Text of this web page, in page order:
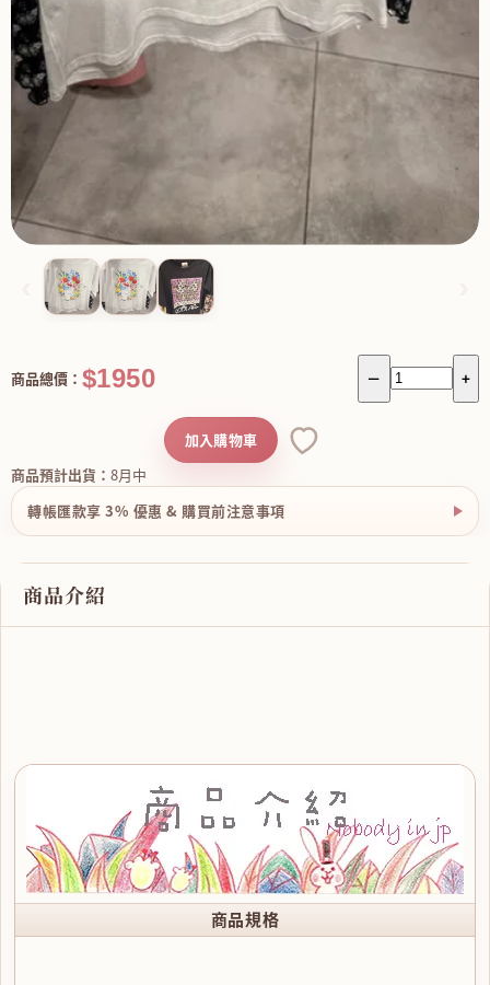
－ +
商品總價： $1950
商品預計出貨： 8月中
加入購物車
轉帳匯款享 3% 優惠 & 購買前注意事項
商品介紹
商品規格